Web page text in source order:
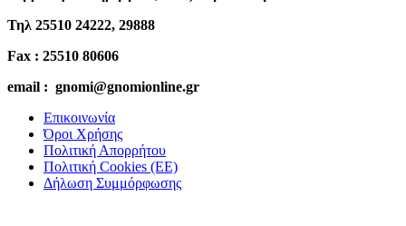
Τηλ 25510 24222, 29888
Fax : 25510 80606
email : gnomi@gnomionline.gr
Επικοινωνία
Όροι Χρήσης
Πολιτική Απορρήτου
Πολιτική Cookies (ΕΕ)
Δήλωση Συμμόρφωσης